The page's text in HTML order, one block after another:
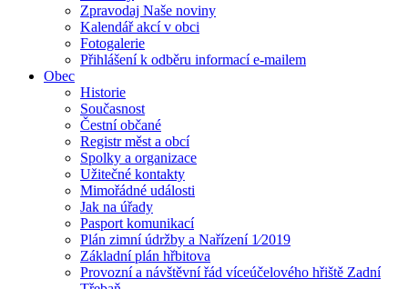
Zpravodaj Naše noviny
Kalendář akcí v obci
Fotogalerie
Přihlášení k odběru informací e-mailem
Obec
Historie
Současnost
Čestní občané
Registr měst a obcí
Spolky a organizace
Užitečné kontakty
Mimořádné události
Jak na úřady
Pasport komunikací
Plán zimní údržby a Nařízení 1⁄2019
Základní plán hřbitova
Provozní a návštěvní řád víceúčelového hřiště Zadní